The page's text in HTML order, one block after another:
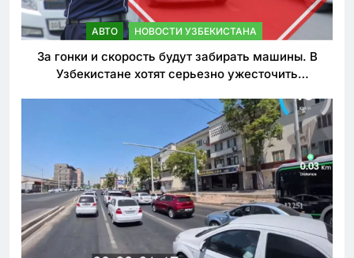
АВТО НОВОСТИ УЗБЕКИСТАНА
За гонки и скорость будут забирать машины. В
Узбекистане хотят серьезно ужесточить